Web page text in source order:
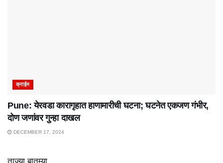
क्राईम
Pune: येरवडा कारागृहात हाणामारीची घटना; घटनेत एकजण गंभीर,
दोण जणांवर गुन्हा दाखल
DECEMBER 17, 2024